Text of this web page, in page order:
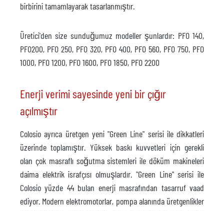
birbirini tamamlayarak tasarlanmıştır.
Üretici'den size sunduğumuz modeller şunlardır: PFO 140,
PFO200, PFO 250, PFO 320, PFO 400, PFO 560, PFO 750, PFO
1000, PFO 1200, PFO 1600, PFO 1850, PFO 2200
Enerji verimi sayesinde yeni bir çığır
açılmıştır
Colosio ayrıca üretgen yeni "Green Line" serisi ile dikkatleri
üzerinde toplamıştır. Yüksek baskı kuvvetleri için gerekli
olan çok masraflı soğutma sistemleri ile döküm makineleri
daima elektrik israfçısı olmuşlardır. "Green Line" serisi ile
Colosio yüzde 44 bulan enerji masrafından tasarruf vaad
ediyor. Modern elektromotorlar, pompa alanında üretgenlikler